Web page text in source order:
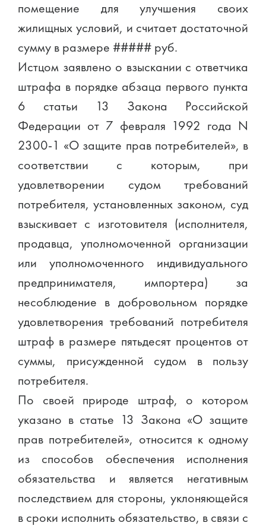
помещение для улучшения своих
жилищных условий, и считает достаточной
сумму в размере ##### руб.
Истцом заявлено о взыскании с ответчика
штрафа в порядке абзаца первого пункта
6 статьи 13 Закона Российской
Федерации от 7 февраля 1992 года N
2300-1 «О защите прав потребителей», в
соответствии с которым, при
удовлетворении судом требований
потребителя, установленных законом, суд
взыскивает с изготовителя (исполнителя,
продавца, уполномоченной организации
или уполномоченного индивидуального
предпринимателя, импортера) за
несоблюдение в добровольном порядке
удовлетворения требований потребителя
штраф в размере пятьдесят процентов от
суммы, присужденной судом в пользу
потребителя.
По своей природе штраф, о котором
указано в статье 13 Закона «О защите
прав потребителей», относится к одному
из способов обеспечения исполнения
обязательства и является негативным
последствием для стороны, уклоняющейся
в сроки исполнить обязательство, в связи с